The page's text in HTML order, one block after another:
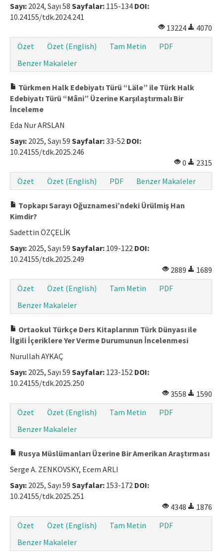
Sayı: 2024, Sayı 58 Sayfalar: 115-134 DOI:
10.24155/tdk.2024.241
13224
4070
Özet
Özet (English) Tam Metin
PDF
Benzer Makaleler
Türkmen Halk Edebiyatı Türü “Läle” ile Türk Halk
Edebiyatı Türü “Mâni” Üzerine Karşılaştırmalı Bir
İnceleme
Eda Nur ARSLAN
Sayı: 2025, Sayı 59 Sayfalar:33-52 DOI:
10.24155/tdk.2025.246
0
2315
Özet
Özet (English) PDF Benzer Makaleler
Topkapı Sarayı Oğuznamesi’ndeki Ürülmiş Han
Kimdir?
Sadettin ÖZÇELİK
Sayı: 2025, Sayı 59 Sayfalar: 109-122 DOI:
10.24155/tdk.2025.249
2889
1689
Özet
Özet (English) Tam Metin
PDF
Benzer Makaleler
Ortaokul Türkçe Ders Kitaplarının Türk Dünyası ile
İlgili İçeriklere Yer Verme Durumunun İncelenmesi
Nurullah AYKAÇ
Sayı: 2025, Sayı 59 Sayfalar: 123-152 DOI:
10.24155/tdk.2025.250
3558
1590
Özet
Özet (English) Tam Metin
PDF
Benzer Makaleler
Rusya Müslümanları Üzerine Bir Amerikan Araştırması
Serge A. ZENKOVSKY, Ecem ARLI
Sayı: 2025, Sayı 59 Sayfalar: 153-172 DOI:
10.24155/tdk.2025.251
4348
1876
Özet
Özet (English) Tam Metin
PDF
Benzer Makaleler